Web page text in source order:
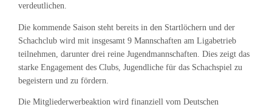
verdeutlichen.
Die kommende Saison steht bereits in den Startlöchern und der
Schachclub wird mit insgesamt 9 Mannschaften am Ligabetrieb
teilnehmen, darunter drei reine Jugendmannschaften. Dies zeigt das
starke Engagement des Clubs, Jugendliche für das Schachspiel zu
begeistern und zu fördern.
Die Mitgliederwerbeaktion wird finanziell vom Deutschen